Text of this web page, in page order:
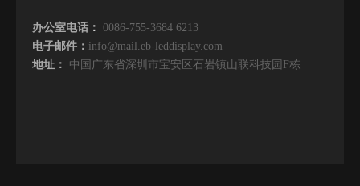
办公室电话 ： 0086-755-3684 6213
电子邮件： info@mail.eb-leddisplay.com
地址：
中国广东省深圳市宝安区石岩镇山联科技园F栋